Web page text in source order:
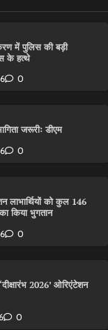
में पुलिस की बड़ी
के हत्थे
0
जरूरीः डीएम
0
लाभार्थियों को कुल 146
किया भुगतान
0
2026’ ओरिएंटेशन
0